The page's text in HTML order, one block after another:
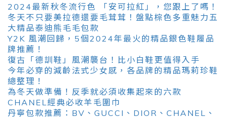
2024最新秋冬流行色 「安可拉紅」，您跟上了嗎！
冬天不只要美拉德還要毛茸茸！盤點棕色多重魅力五
大精品泰迪熊毛毛包款
Y2K 風潮回歸，5個2024年最火的精品銀色鞋履品
牌推薦！
復古「德訓鞋」風潮襲台！比小白鞋更值得入手
今年必穿的減齡法式少女感，各品牌的精品瑪莉珍鞋
總整理！
為冬天做準備！反季就必須收集起來的六款
CHANEL經典必收羊毛圍巾
丹寧包款推薦：BV、GUCCI、DIOR、CHANEL、